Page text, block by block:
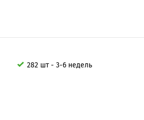
282 шт - 3-6 недель